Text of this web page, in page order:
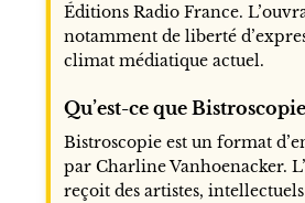
Éditions Radio France.
notamment de liberté
climat médiatique actuel.
Qu’est-ce que Bistroscopie
Bistroscopie est un format
par Charline Vanhoenacker.
reçoit des artistes,